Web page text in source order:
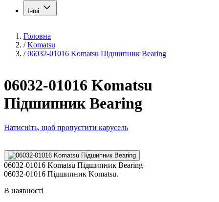
Інші
Головна
/ Komatsu
/ 06032-01016 Komatsu Підшипник Bearing
06032-01016 Komatsu
Підшипник Bearing
Натисніть, щоб пропустити карусель
06032-01016 Komatsu Підшипник Bearing
06032-01016 Підшипник Komatsu.
В наявності